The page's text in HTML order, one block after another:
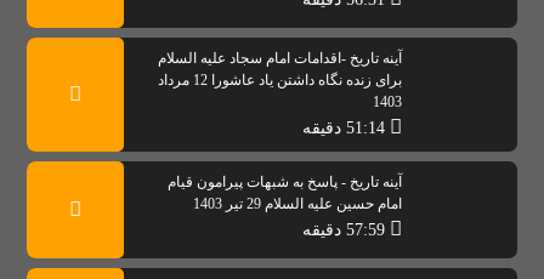
آینه تاریخ -اقدامات امام سجاد علیه السلام
برای زنده نگاه داشتن یاد عاشورا 12 مرداد
1403
آینه تاریخ - پاسخ به شبهات پیرامون قیام
امام حسین علیه السلام 29 تیر 1403